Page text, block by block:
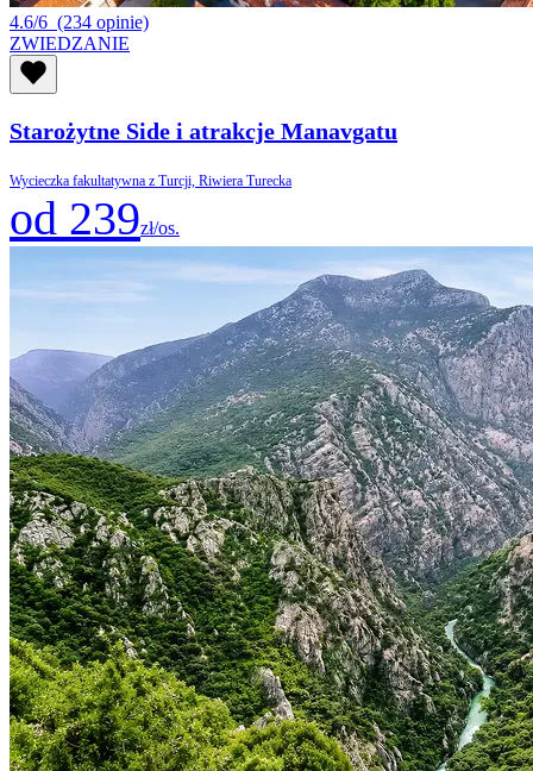
4.6/6 (234 opinie)
ZWIEDZANIE
Starożytne Side i atrakcje Manavgatu
Wycieczka fakultatywna z Turcji, Riwiera Turecka
od 239zł/os.